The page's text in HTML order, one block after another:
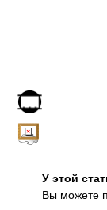
У этой
Вы можете